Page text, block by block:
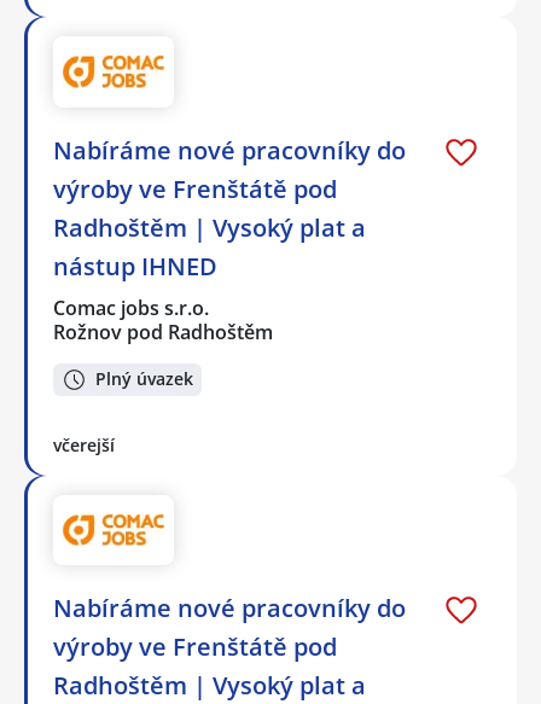
Nabíráme nové pracovníky do
výroby ve Frenštátě pod
Radhoštěm | Vysoký plat a
nástup IHNED
Comac jobs s.r.o.
Rožnov pod Radhoštěm
Plný úvazek
včerejší
Nabíráme nové pracovníky do
výroby ve Frenštátě pod
Radhoštěm | Vysoký plat a